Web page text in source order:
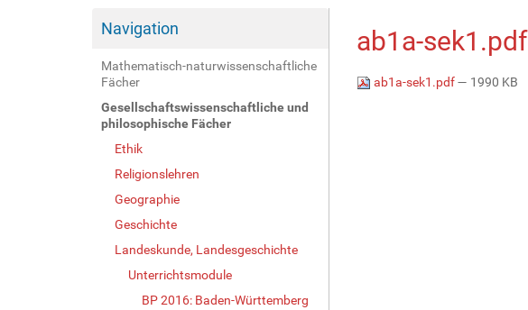
Navigation
Mathematisch-naturwissenschaftliche
Fächer
Gesellschaftswissenschaftliche und
philosophische Fächer
Ethik
Religionslehren
Geographie
Geschichte
Landeskunde, Landesgeschichte
Unterrichtsmodule
BP 2016: Baden-Württemberg
ab1a-sek1.pdf
ab1a-sek1.pdf— 1990 KB